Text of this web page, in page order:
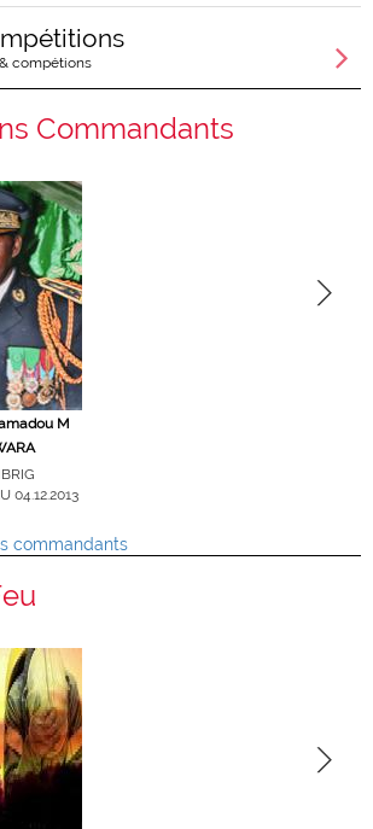
compétions
Commandants
M
04.12.2013
commandants